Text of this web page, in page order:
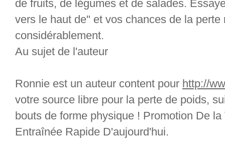
de fruits, de légumes et de salades.
vers le haut de" et vos chances de la
considérablement.
Au sujet de l'auteur
Ronnie est un auteur content pour http://
votre source libre pour la perte de poids,
bouts de forme physique ! Promotion De
Entraînée Rapide D'aujourd'hui.